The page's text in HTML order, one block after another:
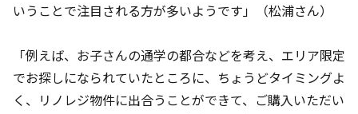
いうことで注目される方が多いようです」（松浦さん）
「例えば、お子さんの通学の都合などを考え、エリア限定
でお探しになられていたところに、ちょうどタイミングよ
く、リノレジ物件に出合うことができて、ご購入いただい